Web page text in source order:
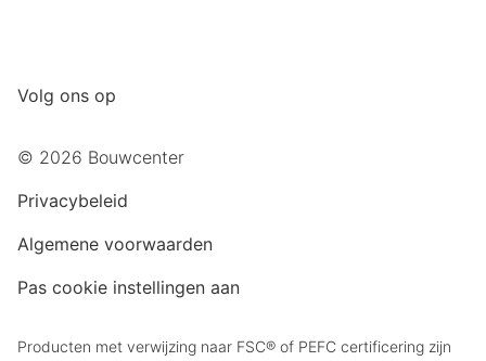
© 2026 Bouwcenter
Privacybeleid
Algemene voorwaarden
Pas cookie instellingen aan
Volg ons op
Producten met verwijzing naar FSC® of PEFC certificering zijn